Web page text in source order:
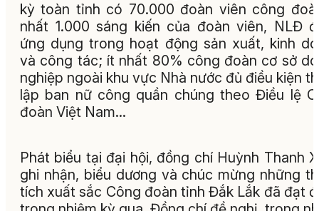
kỳ toàn tỉnh có 70.000 đoàn viên công
nhất 1.000 sáng kiến của đoàn viên, NLĐ
ứng dụng trong hoạt động sản xuất, kinh
và công tác; ít nhất 80% công đoàn cơ sở
nghiệp ngoài khu vực Nhà nước đủ điều kiện
lập ban nữ công quần chúng theo Điều lệ
đoàn Việt Nam...
Phát biểu tại đại hội, đồng chí Huỳnh Thanh
ghi nhận, biểu dương và chúc mừng những
tích xuất sắc Công đoàn tỉnh Đắk Lắk đã đạt